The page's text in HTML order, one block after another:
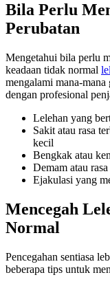
Bila Perlu
Perubatan
Mengetahui bila perlu
keadaan tidak normal
mengalami mana-
dengan profesional
Lelehan yang
Sakit atau rasa
kecil
Bengkak atau
Demam atau
Ejakulasi yang
Mencegah
Normal
Pencegahan sentiasa
beberapa tips untuk